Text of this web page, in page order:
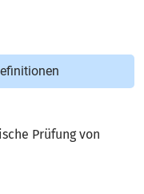
Prüfung von